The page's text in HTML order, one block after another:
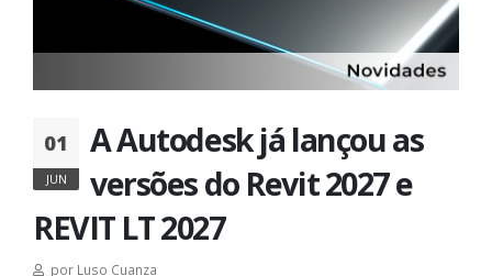
01
JUN
A Autodesk já lançou as
versões do Revit 2027 e
REVIT LT 2027
por Luso Cuanza